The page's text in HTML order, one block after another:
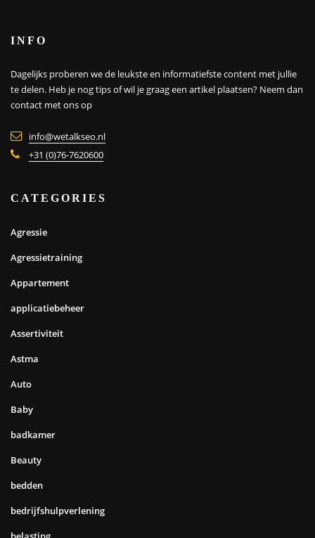
INFO
Dagelijks proberen we de leukste en informatiefste content met jullie
te delen. Heb je nog tips of wil je graag een artikel plaatsen? Neem dan
contact met ons op
info@wetalkseo.nl
+31 (0)76-7620600
CATEGORIES
Agressie
Agressietraining
Appartement
applicatiebeheer
Assertiviteit
Astma
Auto
Baby
badkamer
Beauty
bedden
bedrijfshulpverlening